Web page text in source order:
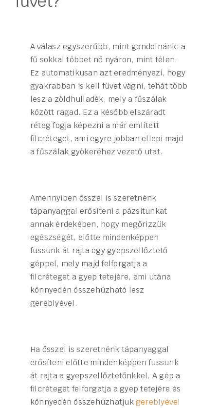
A válasz egyszerűbb, mint gondolnánk: a
fű sokkal többet nő nyáron, mint télen.
Ez automatikusan azt eredményezi, hogy
gyakrabban is kell füvet vágni, tehát több
lesz a zöldhulladék, mely a fűszálak
között ragad. Ez a később elszáradt
réteg fogja képezni a már említett
filcréteget, ami egyre jobban ellepi majd
a fűszálak gyökeréhez vezető utat.
Amennyiben ősszel is szeretnénk
tápanyaggal erősíteni a pázsitunkat
annak érdekében, hogy megőrizzük
egészségét, előtte mindenképpen
fussunk át rajta egy gyepszellőztető
géppel, mely majd felforgatja a
filcréteget a gyep tetejére, ami utána
könnyedén összehúzható lesz
gereblyével.
Ha ősszel is szeretnénk tápanyaggal
erősíteni előtte mindenképpen fussunk
át rajta a gyepszellőztetőnkkel. A gép a
filcréteget felforgatja a gyep tetejére és
könnyedén összehúzhatjukgereblyével